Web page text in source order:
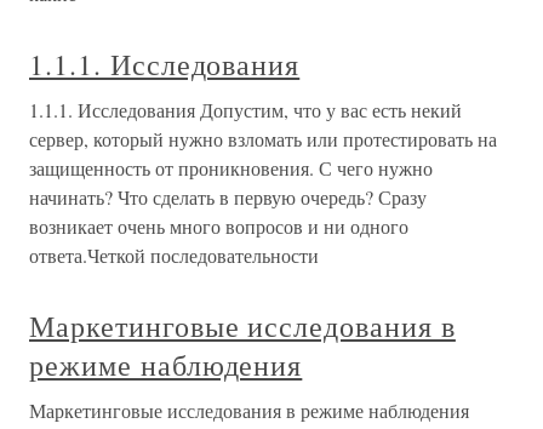
1.1.1. Исследования
1.1.1. Исследования Допустим, что у вас есть некий
сервер, который нужно взломать или протестировать на
защищенность от проникновения. С чего нужно
начинать? Что сделать в первую очередь? Сразу
возникает очень много вопросов и ни одного
ответа.Четкой последовательности
Маркетинговые исследования в
режиме наблюдения
Маркетинговые исследования в режиме наблюдения